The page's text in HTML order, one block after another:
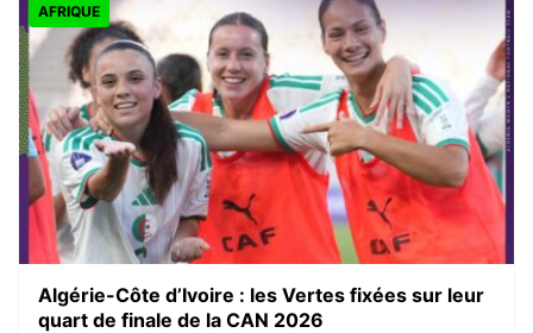
AFRIQUE
Algérie-Côte d’Ivoire : les Vertes fixées sur leur
quart de finale de la CAN 2026